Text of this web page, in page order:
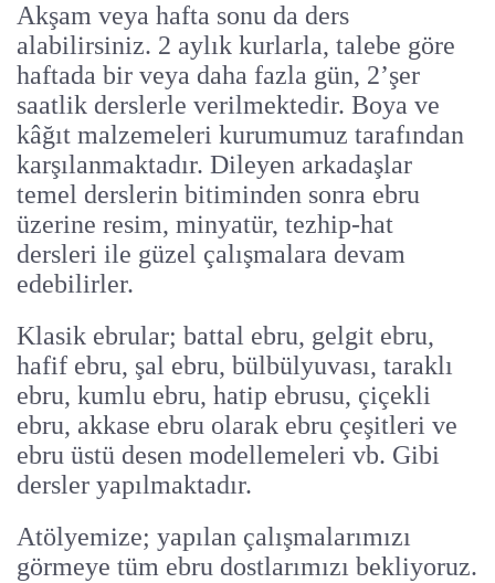
Akşam veya hafta sonu da ders
alabilirsiniz. 2 aylık kurlarla, talebe göre
haftada bir veya daha fazla gün, 2’şer
saatlik derslerle verilmektedir. Boya ve
kâğıt malzemeleri kurumumuz tarafından
karşılanmaktadır. Dileyen arkadaşlar
temel derslerin bitiminden sonra ebru
üzerine resim, minyatür, tezhip-hat
dersleri ile güzel çalışmalara devam
edebilirler.
Klasik ebrular; battal ebru, gelgit ebru,
hafif ebru, şal ebru, bülbülyuvası, taraklı
ebru, kumlu ebru, hatip ebrusu, çiçekli
ebru, akkase ebru olarak ebru çeşitleri ve
ebru üstü desen modellemeleri vb. Gibi
dersler yapılmaktadır.
Atölyemize; yapılan çalışmalarımızı
görmeye tüm ebru dostlarımızı bekliyoruz.